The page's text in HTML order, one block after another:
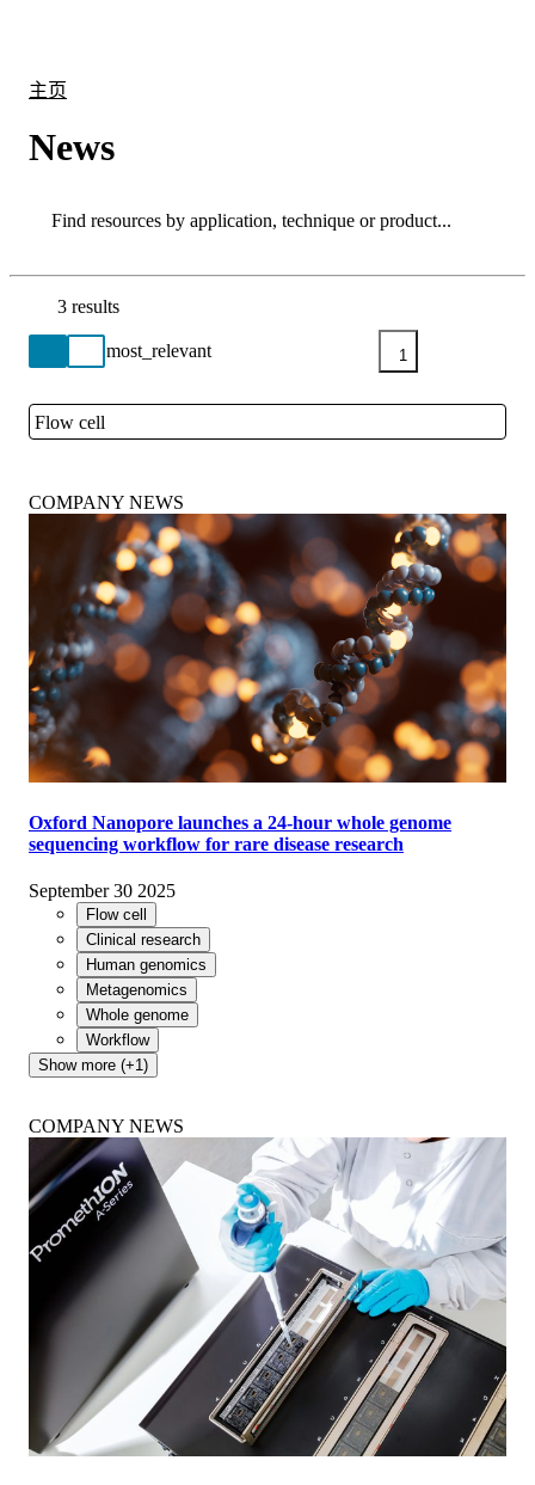
主页
News
Search
Go back to the Resource Centre homepage
3 results
1
Flow cell
COMPANY NEWS
Oxford Nanopore launches a 24-hour whole genome
sequencing workflow for rare disease research
September 30 2025
Flow cell
Clinical research
Human genomics
Metagenomics
Whole genome
Workflow
Show more (+1)
COMPANY NEWS